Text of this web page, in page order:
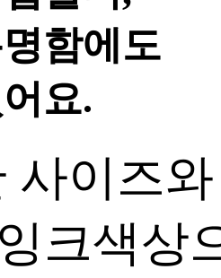
함에도
요.
사이즈
크색상